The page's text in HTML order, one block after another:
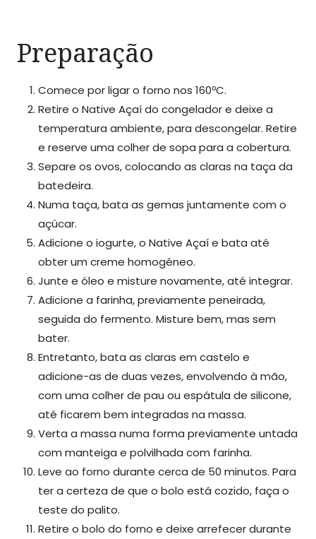
Preparação
Comece por ligar o forno nos 160ºC.
Retire o Native Açaí do congelador e deixe a
temperatura ambiente, para descongelar. Retire
e reserve uma colher de sopa para a cobertura.
Separe os ovos, colocando as claras na taça da
batedeira.
Numa taça, bata as gemas juntamente com o
açúcar.
Adicione o iogurte, o Native Açaí e bata até
obter um creme homogéneo.
Junte e óleo e misture novamente, até integrar.
Adicione a farinha, previamente peneirada,
seguida do fermento. Misture bem, mas sem
bater.
Entretanto, bata as claras em castelo e
adicione-as de duas vezes, envolvendo à mão,
com uma colher de pau ou espátula de silicone,
até ficarem bem integradas na massa.
Verta a massa numa forma previamente untada
com manteiga e polvilhada com farinha.
Leve ao forno durante cerca de 50 minutos. Para
ter a certeza de que o bolo está cozido, faça o
teste do palito.
Retire o bolo do forno e deixe arrefecer durante